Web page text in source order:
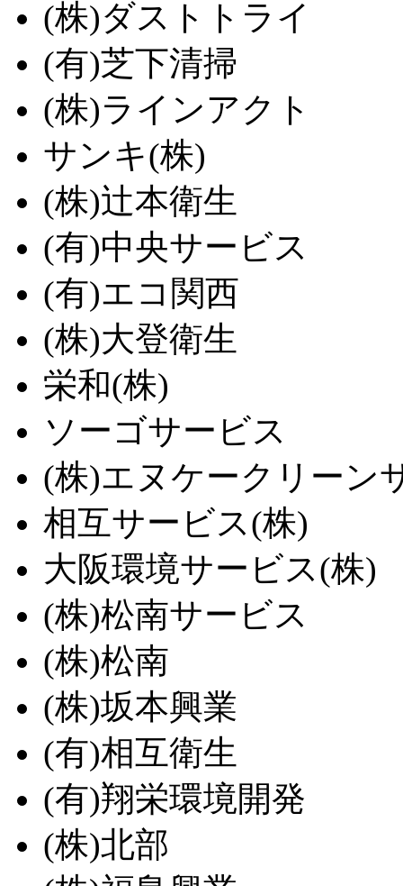
(株)ダストトライ
(有)芝下清掃
(株)ラインアクト
サンキ(株)
(株)辻本衛生
(有)中央サービス
(有)エコ関西
(株)大登衛生
栄和(株)
ソーゴサービス
(株)エヌケークリーン
相互サービス(株)
大阪環境サービス(株)
(株)松南サービス
(株)松南
(株)坂本興業
(有)相互衛生
(有)翔栄環境開発
(株)北部